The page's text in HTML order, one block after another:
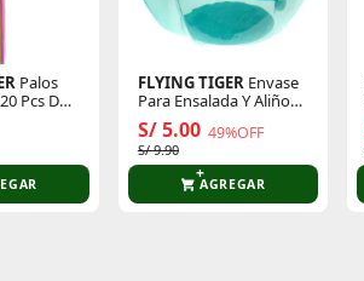
Palos
Pcs De
FLYING TIGER Envase
Para Ensalada Y Aliño
3000290
S/ 5.00 49%OFF
S/ 9.90
AGREGAR